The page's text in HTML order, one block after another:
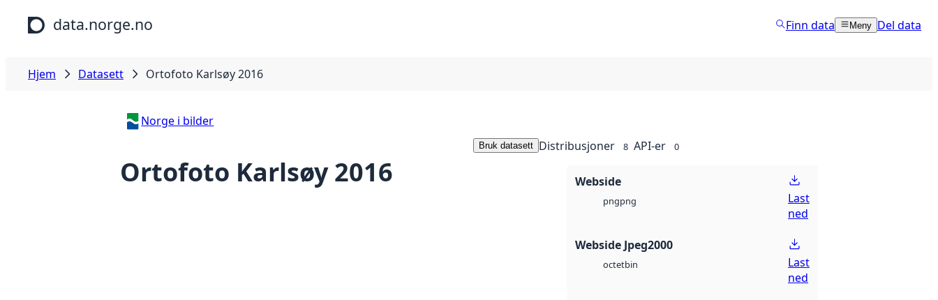
Hopp til hovedinnhold
data.norge.no Finn data Meny Del data
Hjem Datasett Ortofoto Karlsøy 2016
Norge i bilder
Ortofoto Karlsøy 2016
Bruk datasett Distribusjoner 8 API-er 0
Webside
pngpng
Last
ned
Webside Jpeg2000
octetbin
Last
ned